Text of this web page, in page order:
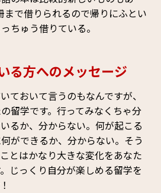
まで借りられるので帰りにふとい
ちゅう借りている。
る方へのメッセージ
ておいて言うのもなんですが、
留学です。行ってみなくちゃ分
るか、分からない。何が起こる
ができるか、分からない。そう
とはかなり大きな変化をあなた
じっくり自分が楽しめる留学を